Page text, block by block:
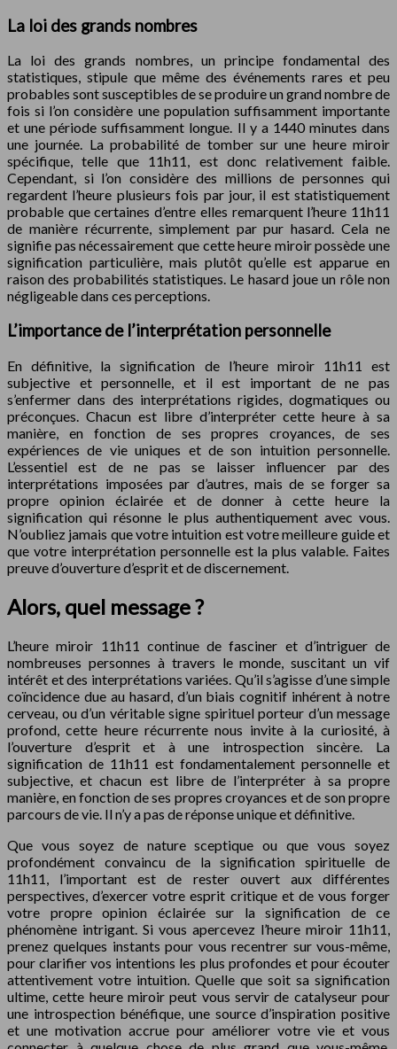
La loi des grands nombres
La loi des grands nombres, un principe fondamental des
statistiques, stipule que même des événements rares et peu
probables sont susceptibles de se produire un grand nombre de
fois si l’on considère une population suffisamment importante
et une période suffisamment longue. Il y a 1440 minutes dans
une journée. La probabilité de tomber sur une heure miroir
spécifique, telle que 11h11, est donc relativement faible.
Cependant, si l’on considère des millions de personnes qui
regardent l’heure plusieurs fois par jour, il est statistiquement
probable que certaines d’entre elles remarquent l’heure 11h11
de manière récurrente, simplement par pur hasard. Cela ne
signifie pas nécessairement que cette heure miroir possède une
signification particulière, mais plutôt qu’elle est apparue en
raison des probabilités statistiques. Le hasard joue un rôle non
négligeable dans ces perceptions.
L’importance de l’interprétation personnelle
En définitive, la signification de l’heure miroir 11h11 est
subjective et personnelle, et il est important de ne pas
s’enfermer dans des interprétations rigides, dogmatiques ou
préconçues. Chacun est libre d’interpréter cette heure à sa
manière, en fonction de ses propres croyances, de ses
expériences de vie uniques et de son intuition personnelle.
L’essentiel est de ne pas se laisser influencer par des
interprétations imposées par d’autres, mais de se forger sa
propre opinion éclairée et de donner à cette heure la
signification qui résonne le plus authentiquement avec vous.
N’oubliez jamais que votre intuition est votre meilleure guide et
que votre interprétation personnelle est la plus valable. Faites
preuve d’ouverture d’esprit et de discernement.
Alors, quel message ?
L’heure miroir 11h11 continue de fasciner et d’intriguer de
nombreuses personnes à travers le monde, suscitant un vif
intérêt et des interprétations variées. Qu’il s’agisse d’une simple
coïncidence due au hasard, d’un biais cognitif inhérent à notre
cerveau, ou d’un véritable signe spirituel porteur d’un message
profond, cette heure récurrente nous invite à la curiosité, à
l’ouverture d’esprit et à une introspection sincère. La
signification de 11h11 est fondamentalement personnelle et
subjective, et chacun est libre de l’interpréter à sa propre
manière, en fonction de ses propres croyances et de son propre
parcours de vie. Il n’y a pas de réponse unique et définitive.
Que vous soyez de nature sceptique ou que vous soyez
profondément convaincu de la signification spirituelle de
11h11, l’important est de rester ouvert aux différentes
perspectives, d’exercer votre esprit critique et de vous forger
votre propre opinion éclairée sur la signification de ce
phénomène intrigant. Si vous apercevez l’heure miroir 11h11,
prenez quelques instants pour vous recentrer sur vous-même,
pour clarifier vos intentions les plus profondes et pour écouter
attentivement votre intuition. Quelle que soit sa signification
ultime, cette heure miroir peut vous servir de catalyseur pour
une introspection bénéfique, une source d’inspiration positive
et une motivation accrue pour améliorer votre vie et vous